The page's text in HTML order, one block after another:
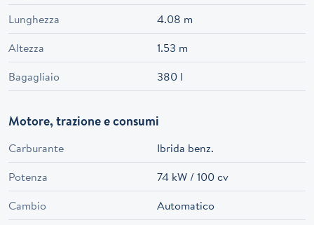
Lunghezza
4.08 m
Altezza
1.53 m
Bagagliaio
380 l
Motore, trazione e consumi
Carburante
Ibrida benz.
Potenza
74 kW / 100 cv
Cambio
Automatico